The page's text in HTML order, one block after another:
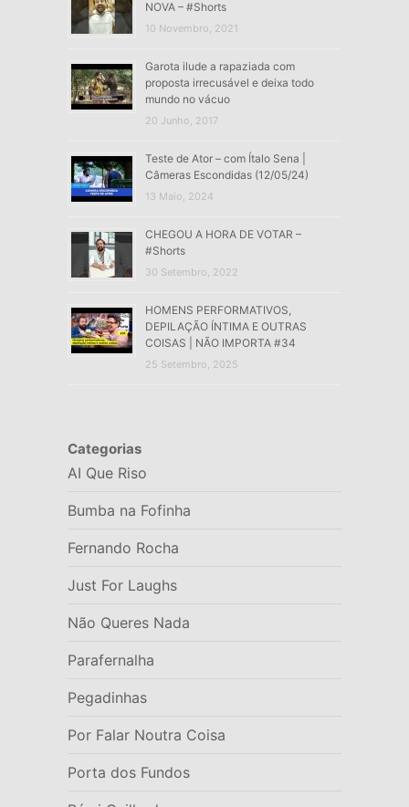
NOVA – #Shorts
10 Novembro, 2021
Garota ilude a rapaziada com
proposta irrecusável e deixa todo
mundo no vácuo
20 Junho, 2017
Teste de Ator – com Ítalo Sena |
Câmeras Escondidas (12/05/24)
13 Maio, 2024
CHEGOU A HORA DE VOTAR –
#Shorts
30 Setembro, 2022
HOMENS PERFORMATIVOS,
DEPILAÇÃO ÍNTIMA E OUTRAS
COISAS | NÃO IMPORTA #34
25 Setembro, 2025
Categorias
AI Que Riso
Bumba na Fofinha
Fernando Rocha
Just For Laughs
Não Queres Nada
Parafernalha
Pegadinhas
Por Falar Noutra Coisa
Porta dos Fundos